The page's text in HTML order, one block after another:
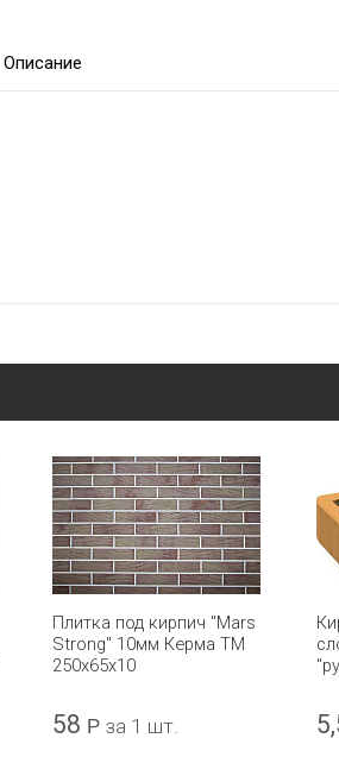
Описание
Плитка под кирпич "Mars
Strong" 10мм Керма ТМ
250х65х10
58 Р за 1 шт.